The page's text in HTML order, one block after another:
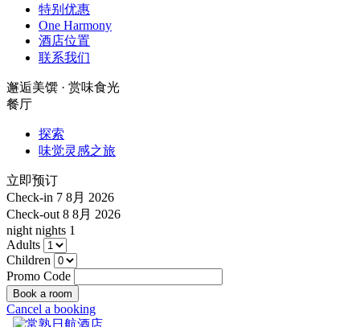
特别优惠
One Harmony
酒店位置
联系我们
邂逅美馔 · 赏味食光
餐厅
探索
味觉灵感之旅
立即预订
Check-in 7 8月 2026
Check-out 8 8月 2026
night nights 1
Adults
Children
Promo Code
Cancel a booking